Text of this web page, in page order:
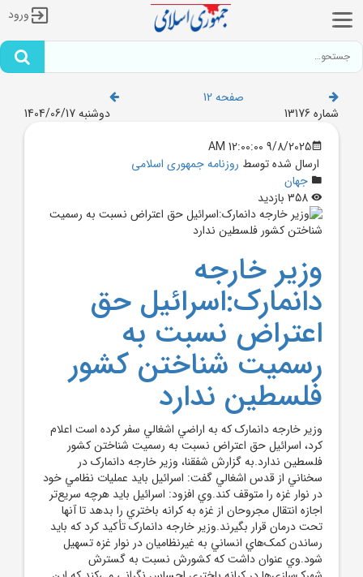
ورود
صفحه 12
شماره 13176
دوشنبه 1404/06/17
9/8/2025 12:00:00 AM
ارسال شده توسط روزنامه جمهوری اسلامی
جهان
وزير خارجه
دانمارک:اسرائيل حق
اعتراض نسبت به
رسميت شناختن کشور
فلسطين ندارد
وزير خارجه دانمارک که به اراضي اشغالي سفر کرده است اعلام
کرد، اسرائيل حق اعتراض نسبت به رسميت شناختن کشور
فلسطين ندارد.به گزارش شفقنا، وزير خارجه دانمارک در
سخناني از قدس اشغالي گفت: اسرائيل بايد عمليات نظامي خود
در نوار غزه را متوقف کند.وي افزود: اسرائيل بايد هرچه سريع‌تر
اجازه انتقال مجروحان از غزه به کرانه باختري را بدهد تا آنها
تحت درمان قرار بگيرند.وزير خارجه دانمارک تأکيد کرد که بايد
رساندن کمک‌هاي انساني به غيرنظاميان در نوار غزه تسهيل
شود.وي عنوان داشت که کشورش نسبت به گسترش